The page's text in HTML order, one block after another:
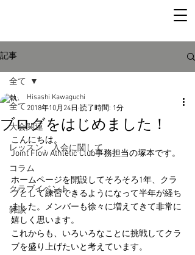
記事
全て
大会関連
レッスン、入会に関して
コラム
クラブイベント
雑談
全て
ブログをはじめました！
Hisashi Kawaguchi
2018年10月24日 読了時間: 1分
こんにちは。
Joint Flow Athletic Club事務担当の塚本です。
ホームページを開設してそろそろ1年、クラ
ブとして練習できるようになって半年が経ち
ました。メンバーも徐々に増えてきて非常に
嬉しく思います。
これからも、いろいろなことに挑戦してクラ
ブを盛り上げたいと考えています。